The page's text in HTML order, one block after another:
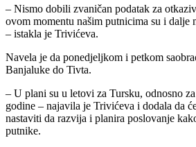
– Nismo dobili zvaničan podatak za
ovom momentu našim putnicima su i dalje
– istakla je Trivićeva.
Navela je da ponedjeljkom i petkom
Banjaluke do Tivta.
– U plani su u letovi za Tursku, odnosno
godine – najavila je Trivićeva i dodala da
nastaviti da razvija i planira poslovanje
putnike.